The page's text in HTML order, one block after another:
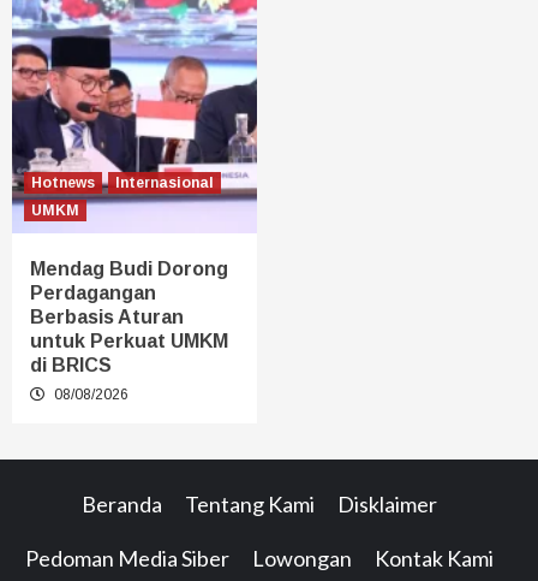
Hotnews
Internasional
UMKM
Mendag Budi Dorong
Perdagangan
Berbasis Aturan
untuk Perkuat UMKM
di BRICS
08/08/2026
Beranda Tentang Kami Disklaimer
Pedoman Media Siber Lowongan Kontak Kami